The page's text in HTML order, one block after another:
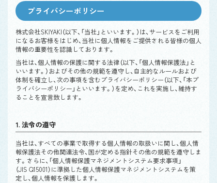
プライバシーポリシー
株式会社SKIYAKI（以下、「当社」といいます。）は、サービスをご利用
になるお客様をはじめ、当社に個人情報をご提供される皆様の個人
情報の重要性を認識しております。
当社は、個人情報の保護に関する法律（以下、「個人情報保護法」と
いいます。）およびその他の規範を遵守し、自主的なルールおよび
体制を確立し、次の事項を含むプライバシーポリシー（以下、「本プ
ライバシーポリシー」といいます。）を定め、これを実施し、維持す
ることを宣言致します。
1. 法令の遵守
当社は、すべての事業で取得する個人情報の取扱いに関し、個人情
報保護法その他関連法令、国が定める指針その他の規範を遵守しま
す。さらに、「個人情報保護マネジメントシステム要求事項」
（JIS Q15001）に準拠した個人情報保護マネジメントシステムを策
定し、個人情報を保護します。